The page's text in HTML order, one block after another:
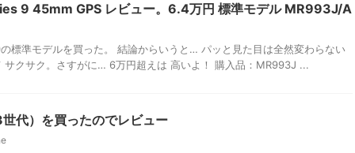
9 45mm GPS レビュー。6.4万円 標準モデル MR993J/A
標準モデルを買った。 結論からいうと… パッと見た目は全然変わらない
サクサク。さすがに… 6万円超えは 高いよ！ 購入品：MR993J ...
代）を買ったのでレビュー